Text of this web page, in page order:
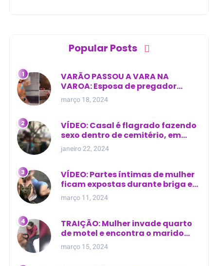
Popular Posts
VARÃO PASSOU A VARA NA
VAROA: Esposa de pregador
evangélico descobre
relacionamento extra-conjugal
março 18, 2024
VÍDEO: Casal é flagrado fazendo
sexo dentro de cemitério, em
cima de túmulo no Maranhão
janeiro 22, 2024
VÍDEO: Partes íntimas de mulher
ficam expostas durante briga em
Manaus
março 11, 2024
TRAIÇÃO: Mulher invade quarto
de motel e encontra o marido
com outra na cama
março 15, 2024